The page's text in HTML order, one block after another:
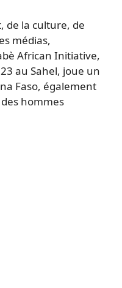
de la culture, de
médias,
African Initiative,
au Sahel, joue un
Faso, également
hommes